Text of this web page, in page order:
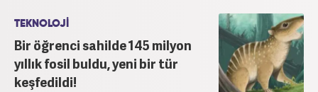
TEKNOLOJİ
Bir öğrenci sahilde 145 milyon
yıllık fosil buldu, yeni bir tür
keşfedildi!